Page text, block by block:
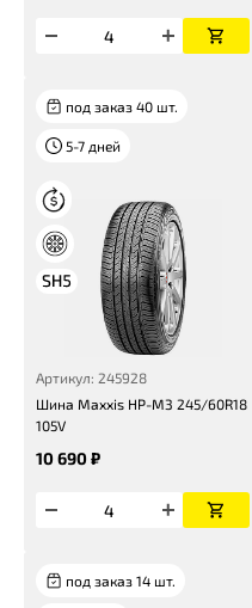
под заказ 40 шт.
5-7 дней
Артикул: 245928
Шина Maxxis HP-M3 245/60R18
105V
10 690 ₽
под заказ 14 шт.